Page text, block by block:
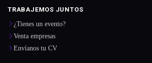
TRABAJEMOS JUNTOS
¿Tienes un evento?
Venta empresas
Envíanos tu CV